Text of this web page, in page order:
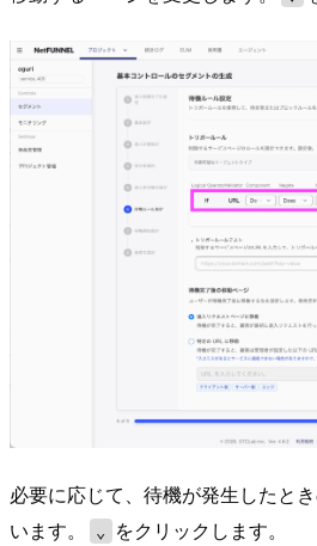
必要に応じて、待機が発生したと
います。
⌄ をクリックします。